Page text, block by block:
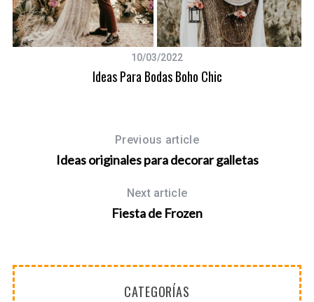
10/03/2022
Ideas Para Bodas Boho Chic
Previous article
Ideas originales para decorar galletas
Next article
Fiesta de Frozen
CATEGORÍAS
: